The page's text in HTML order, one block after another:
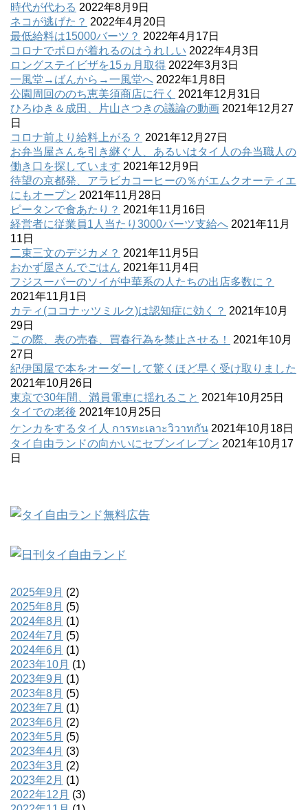
時代が代わる 2022年8月9日
ネコが逃げた？ 2022年4月20日
最低給料は15000バーツ？ 2022年4月17日
コロナでポロが着れるのはうれしい 2022年4月3日
ロングステイビザを15ヵ月取得 2022年3月3日
一風堂→ばんから→一風堂へ 2022年1月8日
公園周回ののち恵美須商店に行く 2021年12月31日
ひろゆき＆成田、片山さつきの議論の動画 2021年12月27
日
コロナ前より給料上がる？ 2021年12月27日
お弁当屋さんを引き継ぐ人、あるいはタイ人の弁当職人の
働き口を探しています 2021年12月9日
待望の京都発、アラビカコーヒーの％がエムクオーティエ
にもオープン 2021年11月28日
ピータンで食あたり？ 2021年11月16日
経営者に従業員1人当たり3000バーツ支給へ 2021年11月
11日
二束三文のデジカメ？ 2021年11月5日
おかず屋さんでごはん 2021年11月4日
フジスーパーのソイが中華系の人たちの出店多数に？
2021年11月1日
カティ(ココナッツミルク)は認知症に効く？ 2021年10月
29日
この際、表の売春、買春行為を禁止させる！
2021年10月
27日
紀伊国屋で本をオーダーして驚くほど早く受け取りました
2021年10月26日
東京で30年間、満員電車に揺れること 2021年10月25日
タイでの老後 2021年10月25日
ケンカをするタイ人 การทะเลาะวิวาทกัน 2021年10月18日
タイ自由ランドの向かいにセブンイレブン 2021年10月17
日
2025年9月 (2)
2025年8月 (5)
2024年8月 (1)
2024年7月 (5)
2024年6月 (1)
2023年10月 (1)
2023年9月 (1)
2023年8月 (5)
2023年7月 (1)
2023年6月 (2)
2023年5月 (5)
2023年4月 (3)
2023年3月 (2)
2023年2月 (1)
2022年12月 (3)